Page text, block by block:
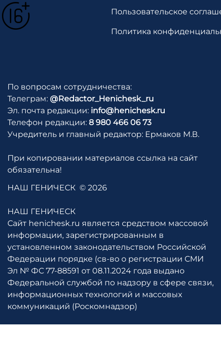
Пользовательское
Политика
По вопросам сотрудничества:
Телеграм: @Redactor_Henichesk_ru
Эл. почта редакции: info@henichesk.ru
Телефон редакции: 8 980 466 06 73
Учредитель и главный редактор: Ермаков М.В.
При копировании материалов ссылка на сайт
обязательна!
НАШ ГЕНИЧЕСК © 2026
НАШ ГЕНИЧЕСК
Сайт henichesk.ru является средством массовой
информации, зарегистрированным в
установленном законодательством Российской
Федерации порядке (св-во о регистрации СМИ
Эл № ФС 77-88591 от 08.11.2024 года выдано
Федеральной службой по надзору в сфере связи,
информационных технологий и массовых
коммуникаций (Роскомнадзор)